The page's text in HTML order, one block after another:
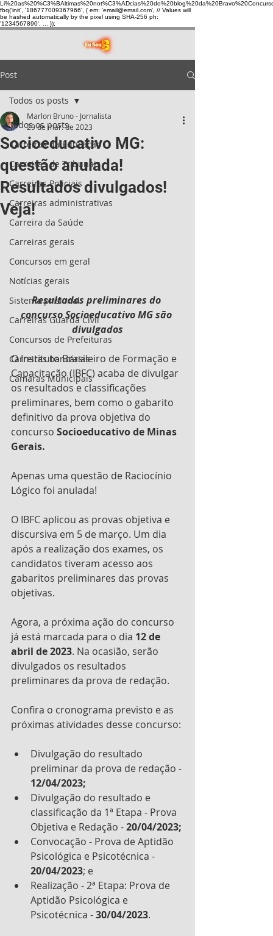
fbq('init', '186777009367966', { em: 'email@email.com', // Values will
be hashed automatically by the pixel using SHA-256 ph:
'1234567890', ... });
Post
Todos os posts
Carreiras da Educação
Carreiras de Tribunais
Carreiras Policiais
Carreiras administrativas
Carreira da Saúde
Carreiras gerais
Concursos em geral
Notícias gerais
Sistema prisional
Carreiras Guarda Civil
Concursos de Prefeituras
Carreiras bancárias
Câmaras Municipais
Todos os posts
Socioeducativo MG:
questão anulada!
Resultados divulgados!
Veja!
Marlon Bruno - Jornalista
29 de mar. de 2023
Resultados preliminares do
concurso Socioeducativo MG são
divulgados
O Instituto Brasileiro de Formação e
Capacitação (IBFC) acaba de divulgar
os resultados e classificações
preliminares, bem como o gabarito
definitivo da prova objetiva do
concurso Socioeducativo de Minas
Gerais.
Apenas uma questão de Raciocínio
Lógico foi anulada!
O IBFC aplicou as provas objetiva e
discursiva em 5 de março. Um dia
após a realização dos exames, os
candidatos tiveram acesso aos
gabaritos preliminares das provas
objetivas.
Agora, a próxima ação do concurso
já está marcada para o dia 12 de
abril de 2023. Na ocasião, serão
divulgados os resultados
preliminares da prova de redação.
Confira o cronograma previsto e as
próximas atividades desse concurso:
Divulgação do resultado
preliminar da prova de redação -
12/04/2023;
Divulgação do resultado e
classificação da 1ª Etapa - Prova
Objetiva e Redação - 20/04/2023;
Convocação - Prova de Aptidão
Psicológica e Psicotécnica -
20/04/2023; e
Realização - 2ª Etapa: Prova de
Aptidão Psicológica e
Psicotécnica - 30/04/2023.